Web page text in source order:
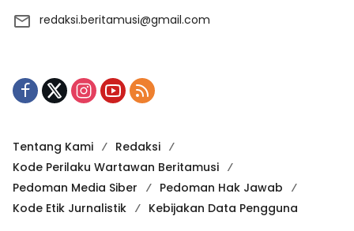
redaksi.beritamusi@gmail.com
Tentang Kami
Redaksi
Kode Perilaku Wartawan Beritamusi
Pedoman Media Siber
Pedoman Hak Jawab
Kode Etik Jurnalistik
Kebijakan Data Pengguna